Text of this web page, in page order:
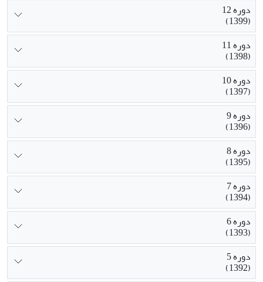
دوره 12
(1399)
دوره 11
(1398)
دوره 10
(1397)
دوره 9
(1396)
دوره 8
(1395)
دوره 7
(1394)
دوره 6
(1393)
دوره 5
(1392)